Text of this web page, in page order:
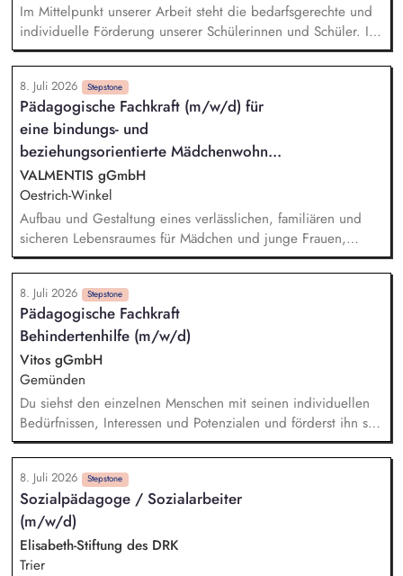
Im Mittelpunkt unserer Arbeit steht die bedarfsgerechte und
individuelle Förderung unserer Schülerinnen und Schüler. In
kleinen Lerngruppen schaffen wir einen geschützten Rahmen,
der persönliches Wachstum, soziales Lernen und nachhaltige
Lernerfolge ermöglicht. Unterstützung im Schulalltag: Sie
unterstützen die Klassenleitung im Schulalltag und begleiten
Kinder und Jugendliche im Alter von 8 bis 17 Jahren.
Dokumentation & Planung: Sie erstellen Berichte und
Förderpläne im Austausch mit unserem multiprofessionellen
Team. Eltern- und Behördenarbeit: Sie gestalten den Kontakt
zu Eltern und Behörden und sorgen für eine enge
Zusammenarbeit. Sozialtraining: Sie führen Trainings zur
Kooperation und Sozialkompetenz durch und fördern soziale
Fähigkeiten.
8. Juli 2026 Stepstone
Pädagogische Fachkraft (m/w/d) für
eine bindungs- und
beziehungsorientierte Mädchenwohn...
VALMENTIS gGmbH
Oestrich-Winkel
Aufbau und Gestaltung eines verlässlichen, familiären und
sicheren Lebensraumes für Mädchen und junge Frauen,
professionelle Beziehungsgestaltung im pädagogischen
Alltag, bindungsorientierte Begleitung in herausfordernden
Lebenssituationen, Förderung emotionaler Stabilität, sozialer
Kompetenzen und individueller Ressourcen, Unterstützung
bei der Entwicklung von Selbstständigkeit,
Eigenverantwortung und gesellschaftlicher Teilhabe,
Vermittlung lebenspraktischer Fähigkeiten für ein
selbstbestimmtes Leben, Planung und Durchführung kreativer
Freizeit-, Gruppen- und Bildungsangebote
8. Juli 2026 Stepstone
Pädagogische Fachkraft
Behindertenhilfe (m/w/d)
Vitos gGmbH
Gemünden
Du siehst den einzelnen Menschen mit seinen individuellen
Bedürfnissen, Interessen und Potenzialen und förderst ihn so,
dass es seiner Persönlichkeit entspricht. Du stehst den bei
uns lebenden Menschen motivierend und bestärkend zur
Seite: bei der Gestaltung des Alltags, der Pflege, der
Versorgung und bei Freizeitaktivitäten. Du bist im Austausch
mit Angehörigen, Institutionen, Therapeuten, Ärzten und
gesetzlichen Betreuern. Du arbeitest im Schichtdienst, zum
Teil auch über Nacht, an Wochenenden und Feiertagen.
8. Juli 2026 Stepstone
Sozialpädagoge / Sozialarbeiter
(m/w/d)
Elisabeth-Stiftung des DRK
Trier